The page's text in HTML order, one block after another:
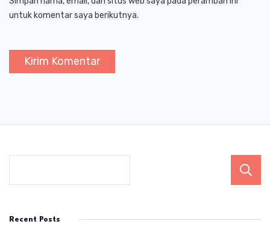
untuk komentar saya berikutnya.
Recent Posts